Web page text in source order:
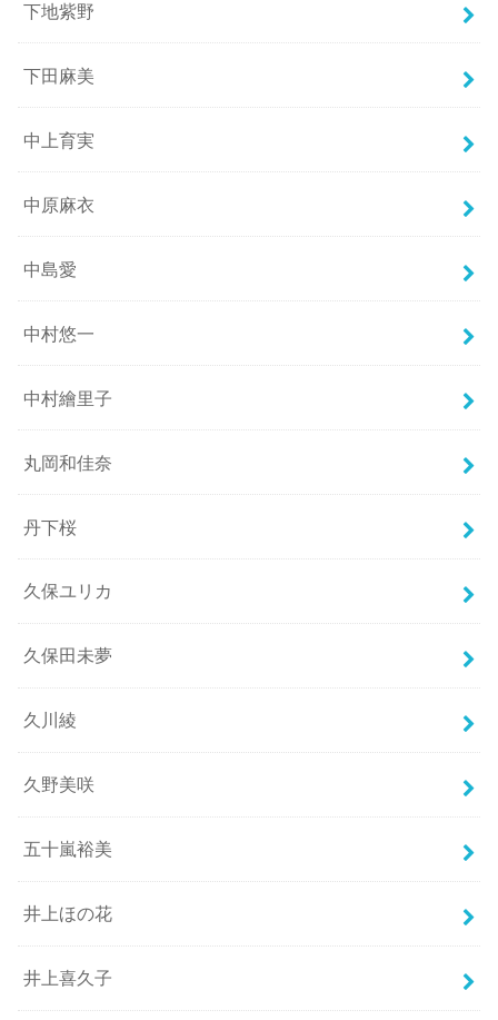
下地紫野
下田麻美
中上育実
中原麻衣
中島愛
中村悠一
中村繪里子
丸岡和佳奈
丹下桜
久保ユリカ
久保田未夢
久川綾
久野美咲
五十嵐裕美
井上ほの花
井上喜久子